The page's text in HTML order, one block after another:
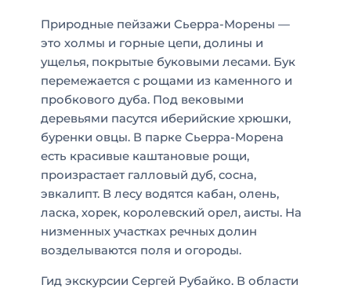
Природные пейзажи Сьерра-Морены —
это холмы и горные цепи, долины и
ущелья, покрытые буковыми лесами. Бук
перемежается с рощами из каменного и
пробкового дуба. Под вековыми
деревьями пасутся иберийские хрюшки,
буренки овцы. В парке Сьерра-Морена
есть красивые каштановые рощи,
произрастает галловый дуб, сосна,
эвкалипт. В лесу водятся кабан, олень,
ласка, хорек, королевский орел, аисты. На
низменных участках речных долин
возделываются поля и огороды.
Гид экскурсии Сергей Рубайко. В области